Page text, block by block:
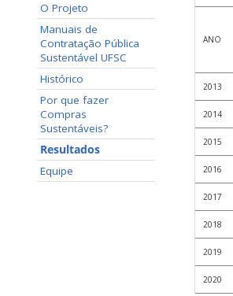
O Projeto
Manuais de
Contratação Pública
Sustentável UFSC
Histórico
Por que fazer
Compras
Sustentáveis?
Resultados
Equipe
ANO
2013
2014
2015
2016
2017
2018
2019
2020